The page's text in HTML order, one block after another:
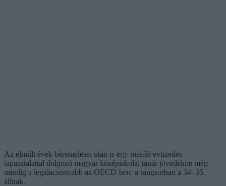
Az elmúlt évek béremelései után is egy másfél évtizedes
tapasztalattal dolgozó magyar középiskolai tanár jövedelme még
mindig a legalacsonyabb az OECD-ben: a rangsorban a 34–35.
állnak.